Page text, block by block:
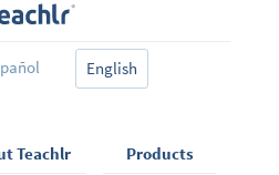
English
Teachlr Products